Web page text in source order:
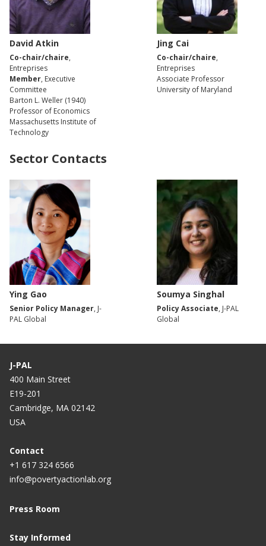
David Atkin
Co-chair/chaire,
Entreprises
Member, Executive
Committee
Barton L. Weller (1940)
Professor of Economics
Massachusetts Institute of
Technology
Jing Cai
Co-chair/chaire,
Entreprises
Associate Professor
University of Maryland
Sector Contacts
Ying Gao
Senior Policy Manager, J-
PAL Global
Soumya Singhal
Policy Associate, J-PAL
Global
J-PAL
400 Main Street
E19-201
Cambridge, MA 02142
USA
Contact
+1 617 324 6566
info@povertyactionlab.org
Press Room
Stay Informed